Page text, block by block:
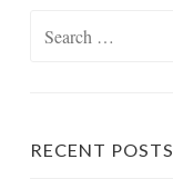
RECENT POSTS